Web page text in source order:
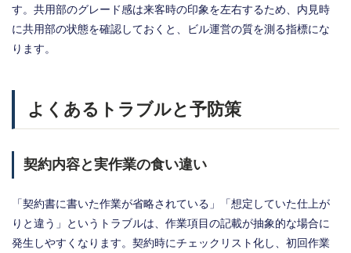
す。共用部のグレード感は来客時の印象を左右するため、内見時
に共用部の状態を確認しておくと、ビル運営の質を測る指標にな
ります。
よくあるトラブルと予防策
契約内容と実作業の食い違い
「契約書に書いた作業が省略されている」「想定していた仕上が
りと違う」というトラブルは、作業項目の記載が抽象的な場合に
発生しやすくなります。契約時にチェックリスト化し、初回作業